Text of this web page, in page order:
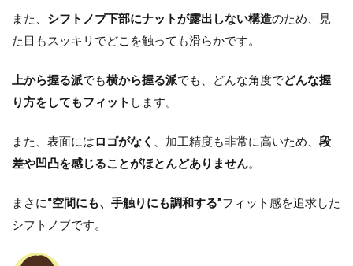
また、 シフトノブ下部にナットが露出しない構造のため、見
た目もスッキリでどこを触っても滑らかです。
上から握る派でも横から握る派でも、どんな角度でどんな握
り方をしてもフィット します。
また、表面にはロゴがなく 、加工精度も非常に高いため、 段
差や凹凸を感じることがほとんどありません。
まさに“空間にも、手触りにも調和する”フィット感を追求した
シフトノブです。